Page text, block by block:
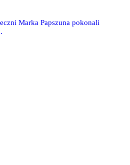
Marka Papszuna pokonali